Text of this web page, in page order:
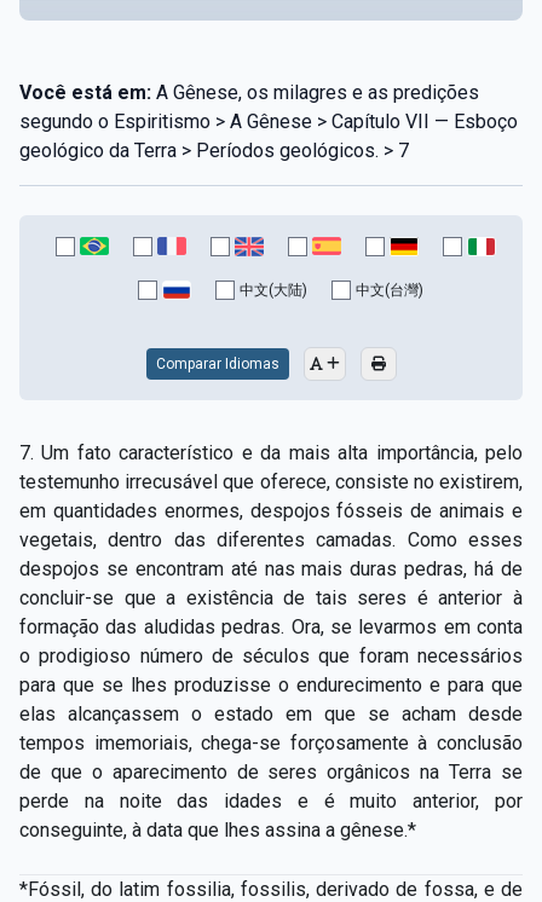
Você está em: A Gênese, os milagres e as predições
segundo o Espiritismo > A Gênese > Capítulo VII — Esboço
geológico da Terra > Períodos geológicos. > 7
中文(大陆) 中文(台灣)
Comparar Idiomas
7. Um fato característico e da mais alta importância, pelo
testemunho irrecusável que oferece, consiste no existirem,
em quantidades enormes, despojos fósseis de animais e
vegetais, dentro das diferentes camadas. Como esses
despojos se encontram até nas mais duras pedras, há de
concluir­-se que a existência de tais seres é anterior à
formação das aludidas pedras. Ora, se levarmos em conta
o prodigioso número de séculos que foram necessários
para que se lhes produzisse o endurecimento e para que
elas alcançassem o estado em que se acham desde
tempos imemoriais, chega­-se forçosamente à conclusão
de que o aparecimento de seres orgânicos na Terra se
perde na noite das idades e é muito anterior, por
conseguinte, à data que lhes assina a gênese.*
*Fóssil, do latim fossilia, fossilis, derivado de fossa, e de